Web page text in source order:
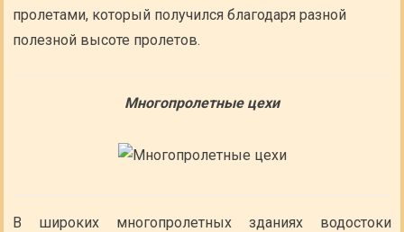
пролетами, который получился благодаря разной
полезной высоте пролетов.
Многопролетные цехи
В широких многопролетных зданиях водостоки